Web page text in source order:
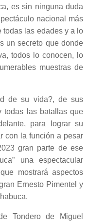
es sin ninguna duda
nacional más
todas las edades y a lo
un secreto que donde
todos lo conocen, lo
muestras de
de su vida?, de sus
todas las batallas que
para lograr su
con la función a pesar
gran parte de ese
una espectacular
mostrará aspectos
Ernesto Pimentel y
Tondero de Miguel